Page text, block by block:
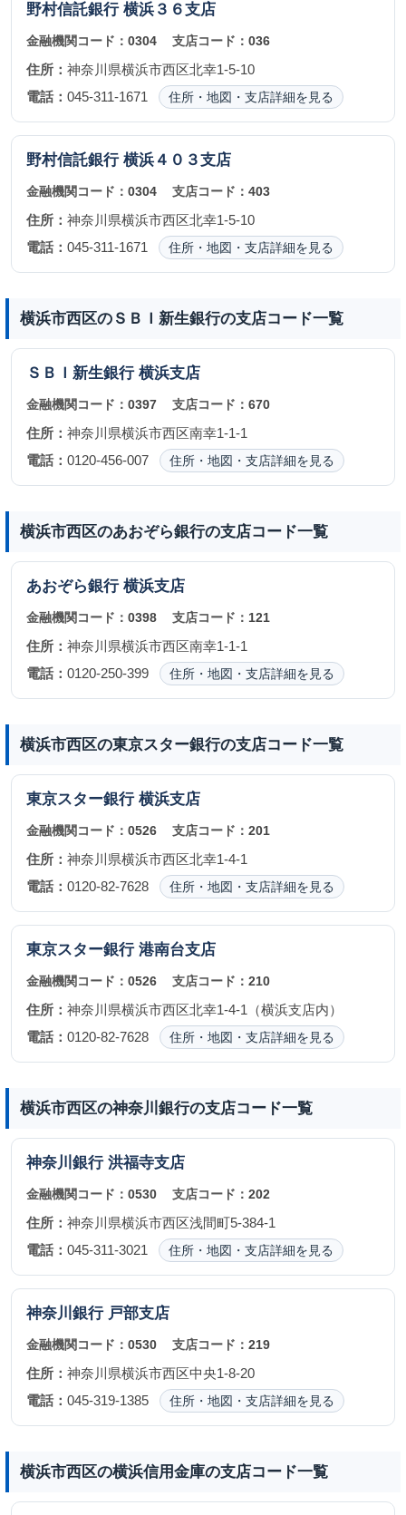
野村信託銀行 横浜３６支店
金融機関コード： 0304 支店コード：036
住所： 神奈川県横浜市西区北幸1-5-10
電話： 045-311-1671 住所・地図・支店詳細を見る
野村信託銀行 横浜４０３支店
金融機関コード： 0304 支店コード：403
住所： 神奈川県横浜市西区北幸1-5-10
電話： 045-311-1671 住所・地図・支店詳細を見る
横浜市西区のＳＢＩ新生銀行の支店コード一覧
ＳＢＩ新生銀行 横浜支店
金融機関コード： 0397 支店コード：670
住所： 神奈川県横浜市西区南幸1-1-1
電話： 0120-456-007 住所・地図・支店詳細を見る
横浜市西区のあおぞら銀行の支店コード一覧
あおぞら銀行 横浜支店
金融機関コード： 0398 支店コード： 121
住所： 神奈川県横浜市西区南幸1-1-1
電話： 0120-250-399 住所・地図・支店詳細を見る
横浜市西区の東京スター銀行の支店コード一覧
東京スター銀行 横浜支店
金融機関コード： 0526 支店コード：201
住所： 神奈川県横浜市西区北幸1-4-1
電話： 0120-82-7628 住所・地図・支店詳細を見る
東京スター銀行 港南台支店
金融機関コード： 0526 支店コード：210
住所： 神奈川県横浜市西区北幸1-4-1（横浜支店内）
電話： 0120-82-7628 住所・地図・支店詳細を見る
横浜市西区の神奈川銀行の支店コード一覧
神奈川銀行 洪福寺支店
金融機関コード： 0530 支店コード：202
住所： 神奈川県横浜市西区浅間町5-384-1
電話： 045-311-3021 住所・地図・支店詳細を見る
神奈川銀行 戸部支店
金融機関コード： 0530 支店コード：219
住所： 神奈川県横浜市西区中央1-8-20
電話： 045-319-1385 住所・地図・支店詳細を見る
横浜市西区の横浜信用金庫の支店コード一覧